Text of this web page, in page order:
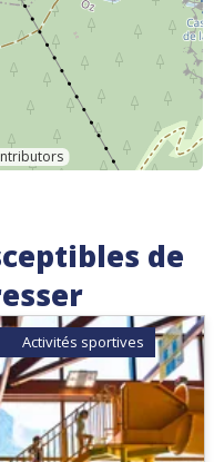
de
Activités sportives